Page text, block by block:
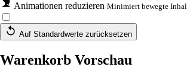
Animationen reduzieren Minimiert bewegte
Auf Standardwerte zurücksetzen
Warenkorb Vorschau